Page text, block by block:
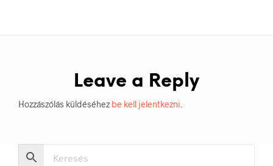
Leave a Reply
Hozzászólás küldéséhez be kell jelentkezni